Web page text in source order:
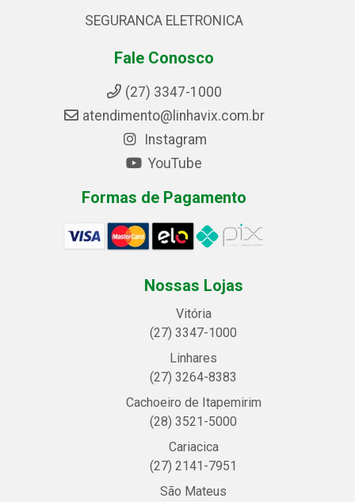
SEGURANCA ELETRONICA
Fale Conosco
(27) 3347-1000
atendimento@linhavix.com.br
Instagram
YouTube
Formas de Pagamento
Nossas Lojas
Vitória
(27) 3347-1000
Linhares
(27) 3264-8383
Cachoeiro de Itapemirim
(28) 3521-5000
Cariacica
(27) 2141-7951
São Mateus